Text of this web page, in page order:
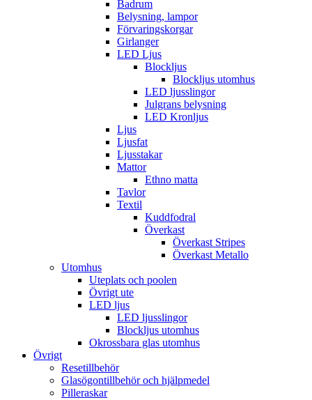
Badrum
Belysning, lampor
Förvaringskorgar
Girlanger
LED Ljus
Blockljus
Blockljus utomhus
LED ljusslingor
Julgrans belysning
LED Kronljus
Ljus
Ljusfat
Ljusstakar
Mattor
Ethno matta
Tavlor
Textil
Kuddfodral
Överkast
Överkast Stripes
Överkast Metallo
Utomhus
Uteplats och poolen
Övrigt ute
LED ljus
LED ljusslingor
Blockljus utomhus
Okrossbara glas utomhus
Övrigt
Resetillbehör
Glasögontillbehör och hjälpmedel
Pilleraskar